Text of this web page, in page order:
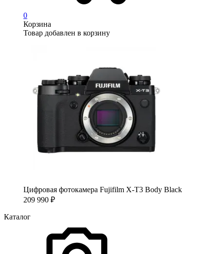
0
Корзина
Товар добавлен в корзину
Цифровая фотокамера Fujifilm X-T3 Body Black
209 990 ₽
Каталог